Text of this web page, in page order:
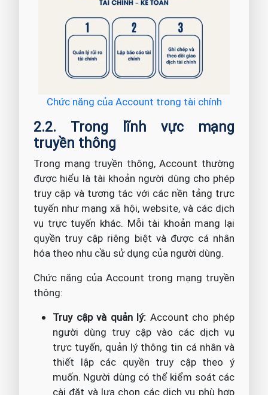
Chức năng của Account trong tài chính
2.2. Trong lĩnh vực mạng
truyền thông
Trong mạng truyền thông, Account thường
được hiểu là tài khoản người dùng cho phép
truy cập và tương tác với các nền tảng trực
tuyến như mạng xã hội, website, và các dịch
vụ trực tuyến khác. Mỗi tài khoản mang lại
quyền truy cập riêng biệt và được cá nhân
hóa theo nhu cầu sử dụng của người dùng.
Chức năng của Account trong mạng truyền
thông:
Truy cập và quản lý: Account cho phép
người dùng truy cập vào các dịch vụ
trực tuyến, quản lý thông tin cá nhân và
thiết lập các quyền truy cập theo ý
muốn. Người dùng có thể kiểm soát các
cài đặt và lựa chọn các dịch vụ phù hợp